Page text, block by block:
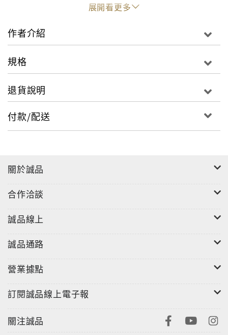
展開看更多
作者介紹
規格
退貨說明
付款/配送
關於誠品
合作洽談
誠品線上
誠品通路
營業據點
訂閱誠品線上電子報
關注誠品